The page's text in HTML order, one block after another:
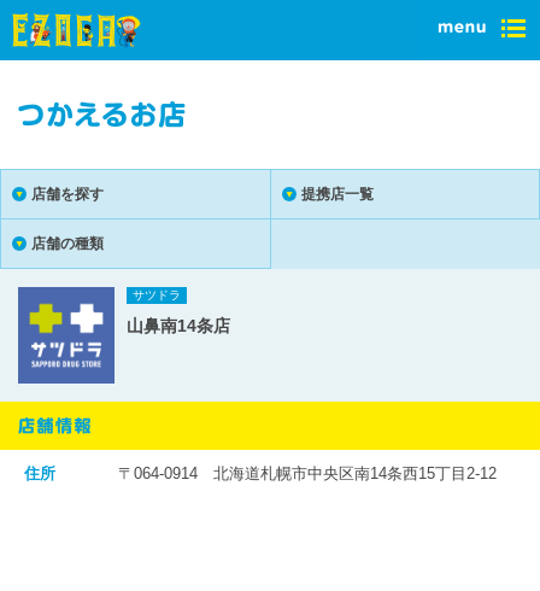
店舗を探す 提携店一覧
店舗の種類
サツドラ
山鼻南14条店
住所 〒064-0914 北海道札幌市中央区南14条西15丁目2-12